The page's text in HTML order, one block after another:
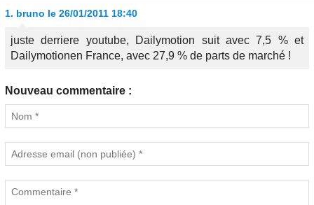
1. bruno le 26/01/2011 18:40
juste derriere youtube, Dailymotion suit avec 7,5 % et
Dailymotionen France, avec 27,9 % de parts de marché !
Nouveau commentaire :